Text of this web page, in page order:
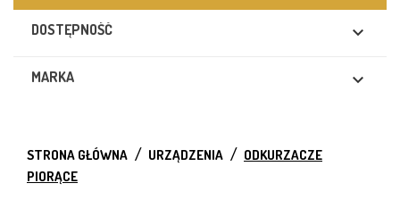
DOSTĘPNOŚĆ 
MARKA 
STRONA GŁÓWNA URZĄDZENIA
ODKURZACZE
PIORĄCE